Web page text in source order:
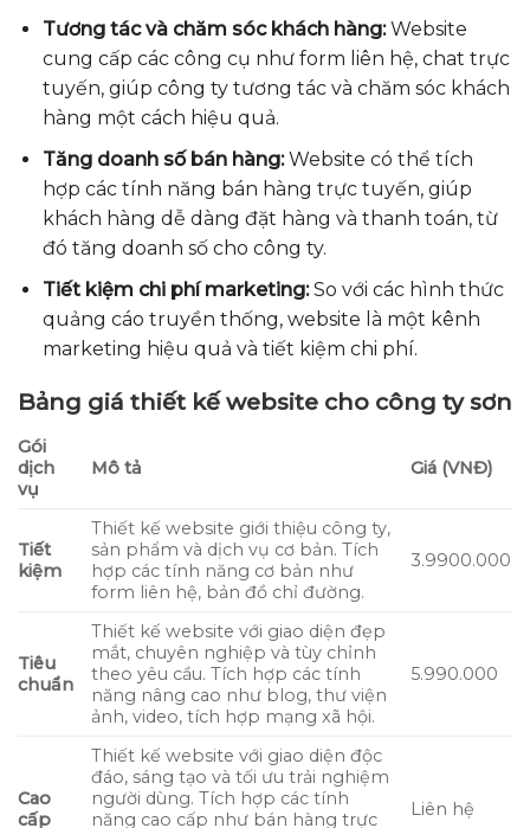
Tương tác và chăm sóc khách hàng:Website
cung cấp các công cụ như form liên hệ, chat trực
tuyến, giúp công ty tương tác và chăm sóc khách
hàng một cách hiệu quả.
Tăng doanh số bán hàng:Website có thể tích
hợp các tính năng bán hàng trực tuyến, giúp
khách hàng dễ dàng đặt hàng và thanh toán, từ
đó tăng doanh số cho công ty.
Tiết kiệm chi phí marketing:So với các hình thức
quảng cáo truyền thống, website là một kênh
marketing hiệu quả và tiết kiệm chi phí.
Bảng giá thiết kế website cho công ty sơn
Gói
dịch
vụ
Mô tả Giá (VNĐ)
Tiết
kiệm
Thiết kế website giới thiệu công ty,
sản phẩm và dịch vụ cơ bản. Tích
hợp các tính năng cơ bản như
form liên hệ, bản đồ chỉ đường.
3.9900.000
Tiêu
chuẩn
Thiết kế website với giao diện đẹp
mắt, chuyên nghiệp và tùy chỉnh
theo yêu cầu. Tích hợp các tính
năng nâng cao như blog, thư viện
ảnh, video, tích hợp mạng xã hội.
5.990.000
Cao
cấp
Thiết kế website với giao diện độc
đáo, sáng tạo và tối ưu trải nghiệm
người dùng. Tích hợp các tính
năng cao cấp như bán hàng trực
Liên hệ